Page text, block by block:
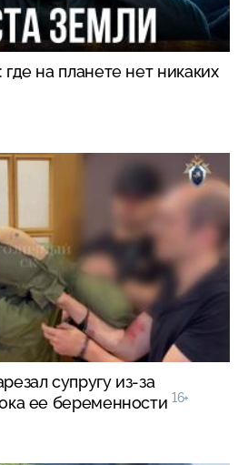
на планете нет никаких
супругу из-за
ее беременности 16+